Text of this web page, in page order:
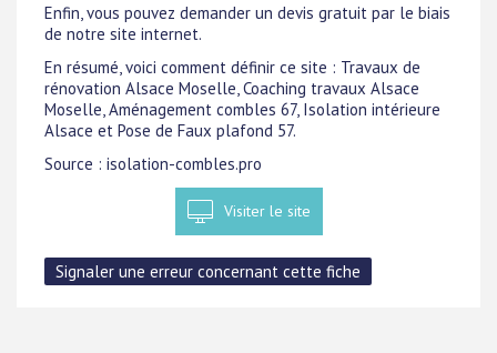
Enfin, vous pouvez demander un devis gratuit par le biais
de notre site internet.
En résumé, voici comment définir ce site : Travaux de
rénovation Alsace Moselle, Coaching travaux Alsace
Moselle, Aménagement combles 67, Isolation intérieure
Alsace et Pose de Faux plafond 57.
Source : isolation-combles.pro
Visiter le site